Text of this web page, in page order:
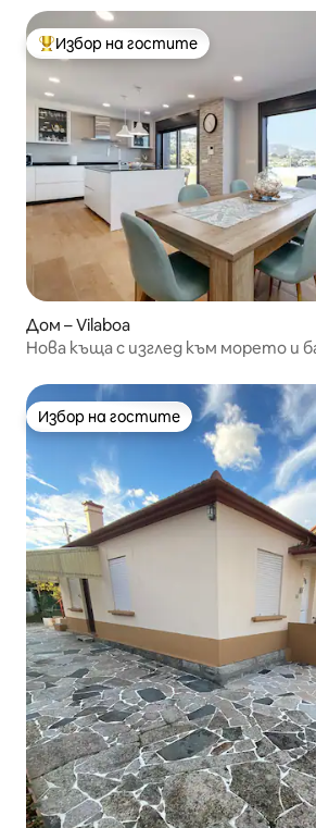
Най-популярен избор на гостите
Избор на гостите
Дом – Vilaboa
Нова къща с изглед към морето и
Избор на гостите
Избор на гостите